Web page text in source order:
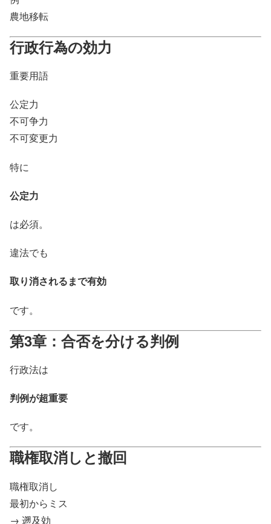
農地移転
行政行為の効力
重要用語
公定力
不可争力
不可変更力
特に
公定力
は必須。
違法でも
取り消されるまで有効
です。
第3章：合否を分ける判例
行政法は
判例が超重要
です。
職権取消しと撤回
職権取消し
最初からミス
→ 遡及効